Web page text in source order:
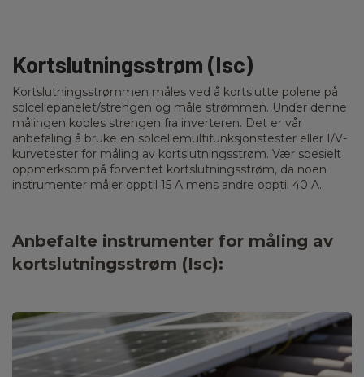
Kortslutningsstrøm (Isc)
Kortslutningsstrømmen måles ved å kortslutte polene på
solcellepanelet/strengen og måle strømmen. Under denne
målingen kobles strengen fra inverteren. Det er vår
anbefaling å bruke en solcellemultifunksjonstester eller I/V-
kurvetester for måling av kortslutningsstrøm. Vær spesielt
oppmerksom på forventet kortslutningsstrøm, da noen
instrumenter måler opptil 15 A mens andre opptil 40 A.
Anbefalte instrumenter for måling av
kortslutningsstrøm (Isc):